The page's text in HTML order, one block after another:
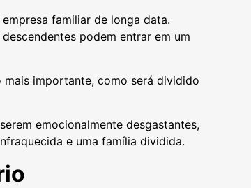
familiar de longa data.
podem entrar em um
mais importante, como será dividido
emocionalmente desgastantes,
e uma família dividida.